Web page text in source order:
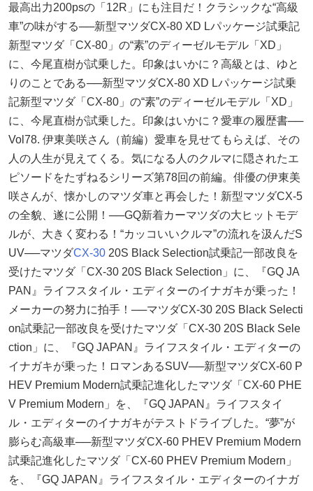
最高出力200psの「12R」にも注目だ！クラシックな“高級
車”の味がする──新型マツダCX-80 XD Lパッケージ試乗記
新型マツダ「CX-80」の“素”のディーゼルモデル「XD」
に、今尾直樹が試乗した。印象はいかに？高級とは、ゆと
りのことである──新型マツダCX-80 XD Lパッケージ試乗
記新型マツダ「CX-80」の“素”のディーゼルモデル「XD」
に、今尾直樹が試乗した。印象はいかに？愛車の履歴書──
Vol78. 伊東美咲さん（前編）愛車を見せてもらえば、その
人の人生が見えてくる。気になる人のクルマに隠されたエ
ピソードをたずねるシリーズ第78回の前編。俳優の伊東美
咲さんが、懐かしのマツダ車と再会した！新型マツダCX-5
の全貌、遂に公開！──GQ新着カーマツダの大ヒットモデ
ルが、大きく変わる！“カッコいいクルマ”の流れを汲んだS
UV──マツダCX-30 20S Black Selection試乗記一部改良を
受けたマツダ「CX-30 20S Black Selection」に、『GQ JA
PAN』ライフスタイル・エディターのイナガキが乗った！
メーカーの努力に拍手！──マツダCX-30 20S Black Selecti
on試乗記一部改良を受けたマツダ「CX-30 20S Black Sele
ction」に、『GQ JAPAN』ライフスタイル・エディターの
イナガキが乗った！ロマンあるSUV──新型マツダCX-60 P
HEV Premium Modern試乗記進化したマツダ「CX-60 PHE
V Premium Modern」を、『GQ JAPAN』ライフスタイ
ル・エディターのイナガキがテストドライブした。“夢”が
膨らむ高級車──新型マツダCX-60 PHEV Premium Modern
試乗記進化したマツダ「CX-60 PHEV Premium Modern」
を、『GQ JAPAN』ライフスタイル・エディターのイナガ